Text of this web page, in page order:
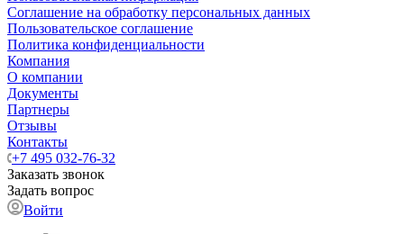
Соглашение на обработку персональных данных
Пользовательское соглашение
Политика конфиденциальности
Компания
О компании
Документы
Партнеры
Отзывы
Контакты
+7 495 032-76-32
Заказать звонок
Задать вопрос
Войти